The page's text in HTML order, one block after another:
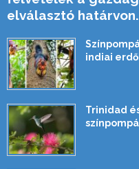
elválasztó
indiai
Trinidad